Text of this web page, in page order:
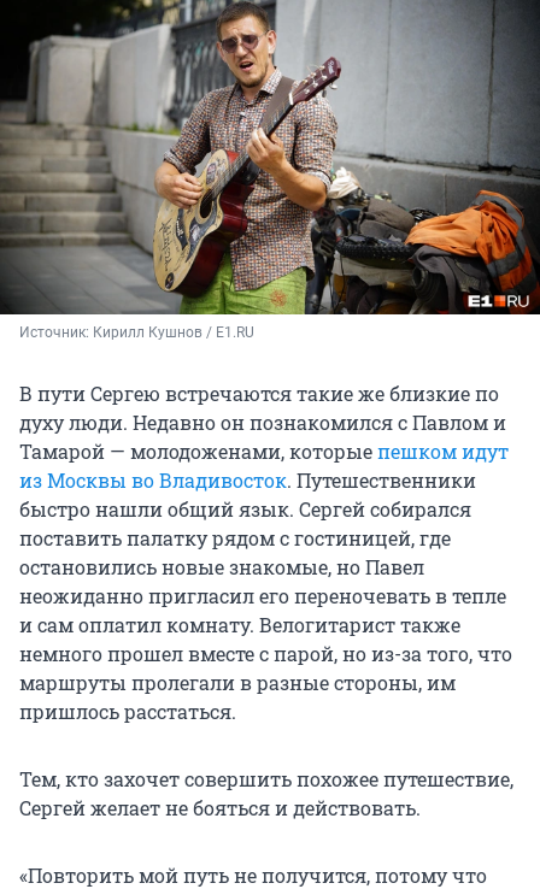
Источник: Кирилл Кушнов / E1.RU
В пути Сергею встречаются такие же близкие по
духу люди. Недавно он познакомился с Павлом и
Тамарой — молодоженами, которыепешком идут
из Москвы во Владивосток. Путешественники
быстро нашли общий язык. Сергей собирался
поставить палатку рядом с гостиницей, где
остановились новые знакомые, но Павел
неожиданно пригласил его переночевать в тепле
и сам оплатил комнату. Велогитарист также
немного прошел вместе с парой, но из-за того, что
маршруты пролегали в разные стороны, им
пришлось расстаться.
Тем, кто захочет совершить похожее путешествие,
Сергей желает не бояться и действовать.
«Повторить мой путь не получится, потому что